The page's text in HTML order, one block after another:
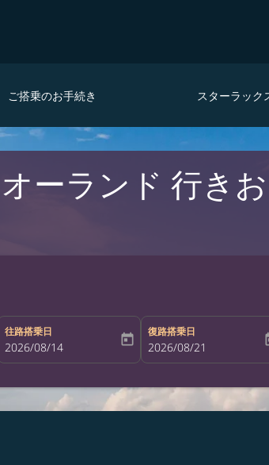
ご搭乗のお手続き スターラック
ーランド 行き
往路搭乗日
fc-booking-departure-date-aria-label
2026/08/14 today
復路搭乗日
fc-booking-return-date-
2026/08/21